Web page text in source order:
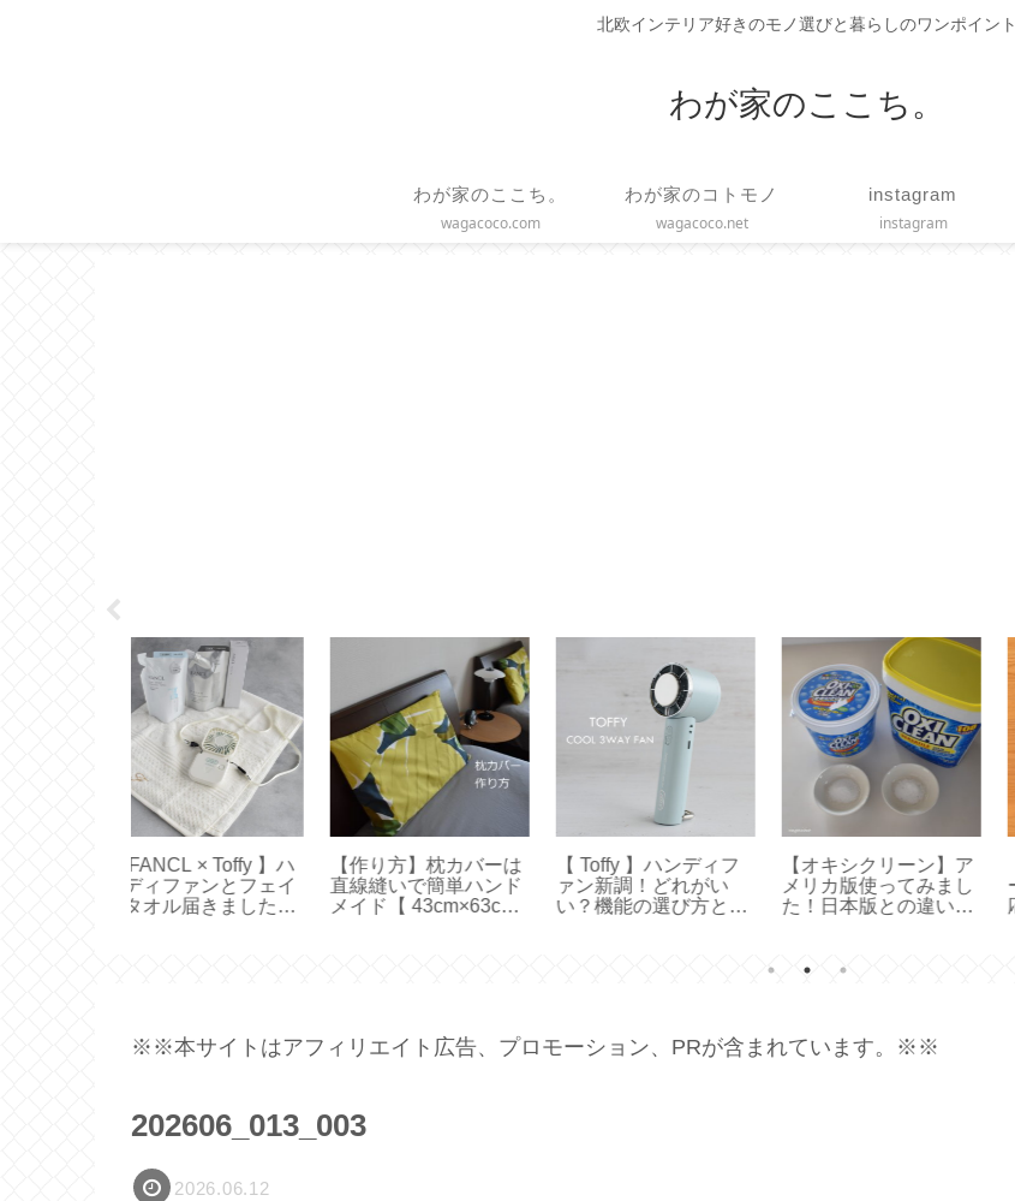
北欧インテリア好きのモノ選びと暮らしのワンポイント
わが家のここち。
わが家のここち。
wagacoco.com
わが家のコトモノ
wagacoco.net
instagram
instagram
【作り方】枕カバーは
直線縫いで簡単ハンド
メイド【 43cm×63cm
【 Toffy 】ハンディフ
ァン新調！どれがい
い？機能の選び方と使
【オキシクリーン】ア
メリカ版使ってみまし
た！日本版との違い
【作り方】ブックカバ
ーの基本的な作り方と
応用【型紙／布製しお
ド】
※※本サイトはアフィリエイト広告、プロモーション、PRが含まれています。※※
202606_013_003
2026.06.12